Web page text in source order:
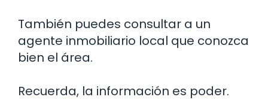
También puedes consultar a un
agente inmobiliario local que conozca
bien el área.
Recuerda, la información es poder.